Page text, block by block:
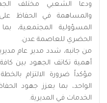
ودعا الشعبي مختلف
والمساهمة في الحفاظ على
المسؤولية المجتمعية،
الحضري للعاصمة عدن.
من جانبه، شدد مدير عام
أهمية تكاتف الجهود بين
مؤكداً ضرورة الالتزام
الواحد، بما يعزز جهود
الخدمات في المديرية.